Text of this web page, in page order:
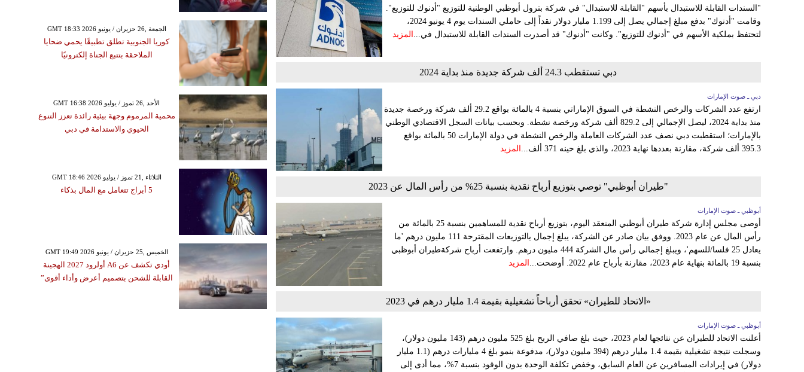
"السندات القابلة للاستبدال بأسهم "القابلة للاستبدال" في شركة بترول أبوظبي الوطنية للتوزيع "أدنوك للتوزيع".
وقامت "أدنوك" بدفع مبلغ إجمالي يصل إلى 1.199 مليار دولار نقداً إلى حاملي السندات يوم 4 يونيو 2024،
لتحتفظ بملكية الأسهم في "أدنوك للتوزيع". وكانت "أدنوك" قد أصدرت السندات القابلة للاستبدال في...
المزيد
دبي تستقطب 24.3 ألف شركة جديدة منذ بداية 2024
دبي ـ صوت الإمارات
ارتفع عدد الشركات والرخص النشطة في السوق الإماراتي بنسبة 4 بالمائة بواقع 29.2 ألف شركة ورخصة جديدة
منذ بداية 2024، ليصل الإجمالي إلى 829.2 ألف شركة ورخصة نشطة. وبحسب بيانات السجل الاقتصادي الوطني
بالإمارات؛ استقطبت دبي نصف عدد الشركات العاملة والرخص النشطة في دولة الإمارات 50 بالمائة بواقع
395.3 ألف شركة، مقارنة بعددها نهاية 2023، والذي بلغ حينه 371 ألف...
المزيد
"طيران أبوظبي" توصي بتوزيع أرباح نقدية بنسبة 25% من رأس المال عن 2023
أبوظبي ـ صوت الإمارات
أوصى مجلس إدارة شركة طيران أبوظبي المنعقد اليوم، بتوزيع أرباح نقدية للمساهمين بنسبة 25 بالمائة من
رأس المال عن عام 2023. ووفق بيان صادر عن الشركة، يبلغ إجمال يالتوزيعات المقترحة 111 مليون درهم 'ما
يعادل 25 فلسا/للسهم'، ويبلغ إجمالي رأس مال الشركة 444 مليون درهم. وارتفعت أرباح شركةطيران أبوظبي
بنسبة 19 بالمائة بنهاية عام 2023، مقارنة بأرباح عام 2022. أوضحت...
المزيد
«الاتحاد للطيران» تحقق أرباحاً تشغيلية بقيمة 1.4 مليار درهم في 2023
أبوظبي ـ صوت الإمارات
أعلنت الاتحاد للطيران عن نتائجها لعام 2023، حيث بلغ صافي الربح بلغ 525 مليون درهم (143 مليون دولار)،
وسجلت نتيجة تشغيلية بقيمة 1.4 مليار درهم (394 مليون دولار)، مدفوعة بنمو بلغ 4 مليارات درهم (1.1 مليار
دولار) في إيرادات المسافرين عن العام السابق، وخفض تكلفة الوحدة بدون الوقود بنسبة 7%، مما أدى إلى
GMT 18:33 2026 الجمعة ,26 حزيران / يونيو
كوريا الجنوبية تطلق تطبيقًا يحمي ضحايا
الملاحقة بتتبع الجناة إلكترونيًا
GMT 16:38 2026 الأحد ,26 تموز / يوليو
محمية المرموم وجهة بيئية رائدة تعزز التنوع
الحيوي والاستدامة في دبي
GMT 18:46 2026 الثلاثاء ,21 تموز / يوليو
5 أبراج تتعامل مع المال بذكاء
GMT 19:49 2026 الخميس ,25 حزيران / يونيو
أودي تكشف عن A6 أولرود 2027 الهجينة
القابلة للشحن بتصميم أعرض وأداء أقوى”